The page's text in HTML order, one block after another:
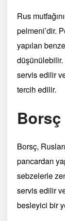
Rus
pelmeni’dir.
yapılan
servis edilir
tercih edilir.
Borsç
Borsç,
pancardan
sebzelerle
servis edilir
besleyici bir